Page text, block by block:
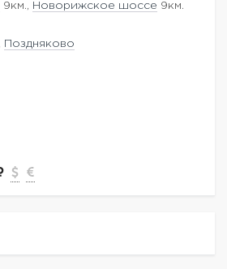
9км., Новорижское шоссе 9км.
Поздняково